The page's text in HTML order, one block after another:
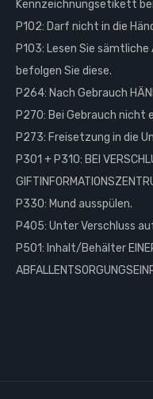
Kennzeichnungsetikett
P102: Darf nicht in die
P103: Lesen Sie
befolgen Sie diese.
P264: Nach Gebrauch
P270: Bei Gebrauch nicht
P273: Freisetzung in die
P301 + P310: BEI
P330: Mund ausspülen.
P405: Unter Verschluss
P501: Inhalt/Behälter